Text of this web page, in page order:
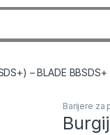
– BLADE BBSDS+
Barijere za